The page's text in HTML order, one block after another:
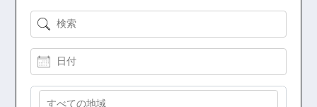
検索
日付
地域